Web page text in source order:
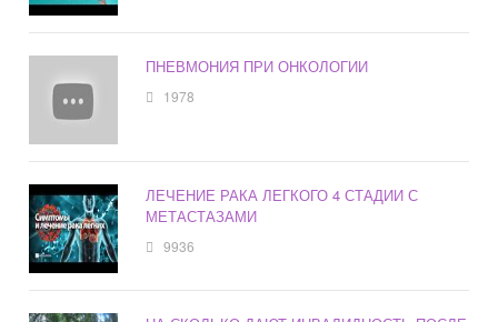
ПНЕВМОНИЯ ПРИ ОНКОЛОГИИ
1978
ЛЕЧЕНИЕ РАКА ЛЕГКОГО 4 СТАДИИ С
МЕТАСТАЗАМИ
9936